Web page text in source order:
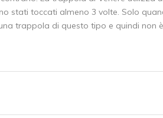
stati toccati almeno 3 volte. Solo
trappola di questo tipo e quindi non è